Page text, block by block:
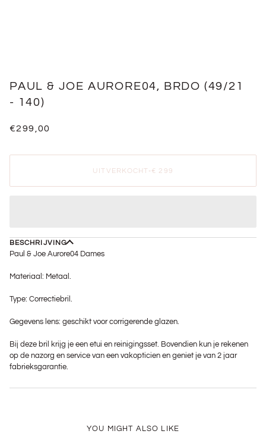
PAUL & JOE AURORE04, BRDO (49/21
- 140)
€299,00
UITVERKOCHT € 299
BESCHRIJVING
Paul & Joe Aurore04 Dames
Materiaal: Metaal.
Type: Correctiebril.
Gegevens lens: geschikt voor corrigerende glazen.
Bij deze bril krijg je een etui en reinigingsset. Bovendien kun je rekenen
op de nazorg en service van een vakopticien en geniet je van 2 jaar
fabrieksgarantie.
YOU MIGHT ALSO LIKE